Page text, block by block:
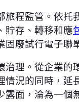
旅程監管。依托
貯存、轉移和應
固廢試行電子聯
治理。從企業的
情況的同時，
露面，淪為一個